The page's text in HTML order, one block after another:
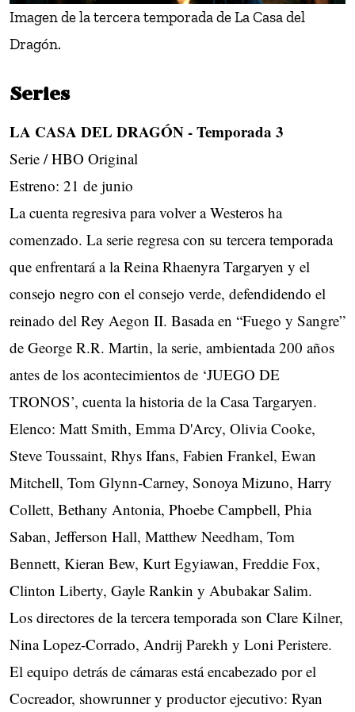
Imagen de la tercera temporada de La Casa del
Dragón.
Series
LA CASA DEL DRAGÓN - Temporada 3
Serie / HBO Original
Estreno: 21 de junio
La cuenta regresiva para volver a Westeros ha
comenzado. La serie regresa con su tercera temporada
que enfrentará a la Reina Rhaenyra Targaryen y el
consejo negro con el consejo verde, defendidendo el
reinado del Rey Aegon II. Basada en “Fuego y Sangre”
de George R.R. Martin, la serie, ambientada 200 años
antes de los acontecimientos de ‘JUEGO DE
TRONOS’, cuenta la historia de la Casa Targaryen.
Elenco: Matt Smith, Emma D'Arcy, Olivia Cooke,
Steve Toussaint, Rhys Ifans, Fabien Frankel, Ewan
Mitchell, Tom Glynn-Carney, Sonoya Mizuno, Harry
Collett, Bethany Antonia, Phoebe Campbell, Phia
Saban, Jefferson Hall, Matthew Needham, Tom
Bennett, Kieran Bew, Kurt Egyiawan, Freddie Fox,
Clinton Liberty, Gayle Rankin y Abubakar Salim.
Los directores de la tercera temporada son Clare Kilner,
Nina Lopez-Corrado, Andrij Parekh y Loni Peristere.
El equipo detrás de cámaras está encabezado por el
Cocreador, showrunner y productor ejecutivo: Ryan